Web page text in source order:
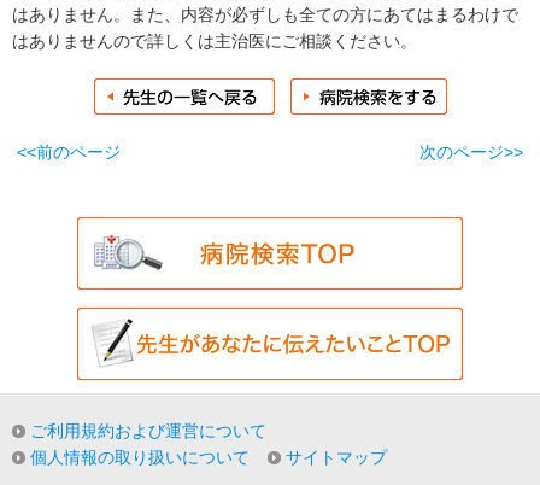
はありません。また、内容が必ずしも全ての方にあてはまるわけで
はありませんので詳しくは主治医にご相談ください。
<<前のページ 次のページ>>
ご利用規約および運営について
個人情報の取り扱いについて
サイトマップ